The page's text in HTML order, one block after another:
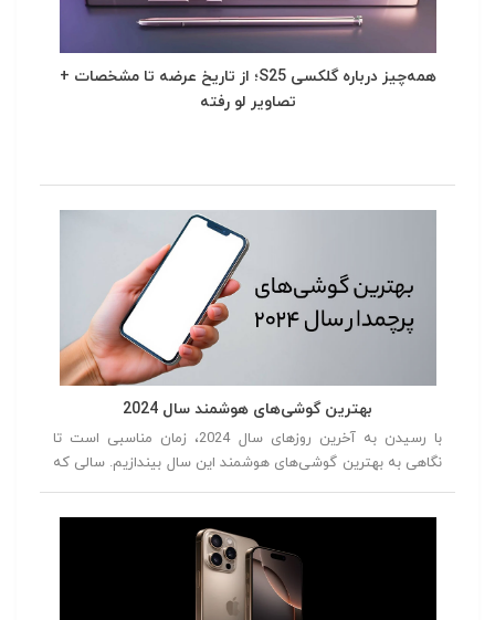
همه‌چیز درباره گلکسی S25؛ از تاریخ عرضه تا مشخصات +
تصاویر لو رفته
بهترین گوشی‌های هوشمند سال 2024
با رسیدن به آخرین روزهای سال 2024، زمان مناسبی است تا
نگاهی به بهترین گوشی‌های هوشمند این سال بیندازیم. سالی که
با معرفی مدل‌های جدید و نوآورانه، دنیای فناوری را تحت تأثیر قرار
دستگاه‌هایی با عملکرد بی‌نظیر، این سال با رقابت سختی بین
برندهای مختلف همراه بود. در این مقاله، بهترین گوشی‌های سال
2024 را از شماره 5 تا شماره 1 معرفی خواهیم کرد، تا شما بتوانید
با توجه به نقاط قوت و ضعف هر مدل، انتخاب بهتری داشته